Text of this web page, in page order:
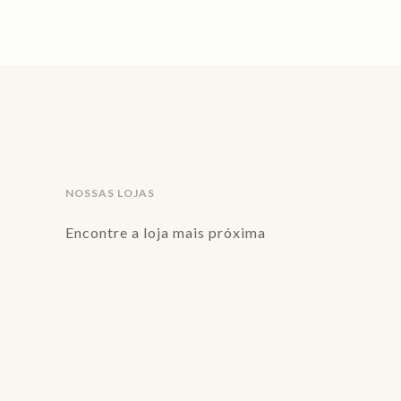
NOSSAS LOJAS
Encontre a loja mais próxima